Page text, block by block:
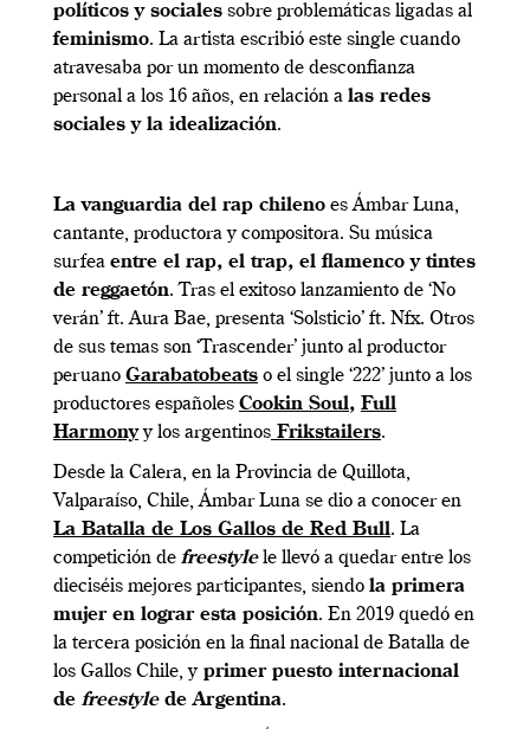
políticos y sociales sobre problemáticas ligadas al
feminismo. La artista escribió este single cuando
atravesaba por un momento de desconfianza
personal a los 16 años, en relación a las redes
sociales y la idealización.
La vanguardia del rap chileno es Ámbar Luna,
cantante, productora y compositora. Su música
surfea entre el rap, el trap, el flamenco y tintes
de reggaetón. Tras el exitoso lanzamiento de ‘No
verán’ ft. Aura Bae, presenta ‘Solsticio’ ft. Nfx. Otros
de sus temas son ‘Trascender’ junto al productor
peruano Garabatobeats o el single ‘222’ junto a los
productores españoles Cookin Soul, Full
Harmonyy los argentinos Frikstailers.
Desde la Calera, en la Provincia de Quillota,
Valparaíso, Chile, Ámbar Luna se dio a conocer en
La Batalla de Los Gallos de Red Bull. La
competición de freestylele llevó a quedar entre los
dieciséis mejores participantes, siendo la primera
mujer en lograr esta posición. En 2019 quedó en
la tercera posición en la final nacional de Batalla de
los Gallos Chile, yprimer puesto internacional
de freestylede Argentina.